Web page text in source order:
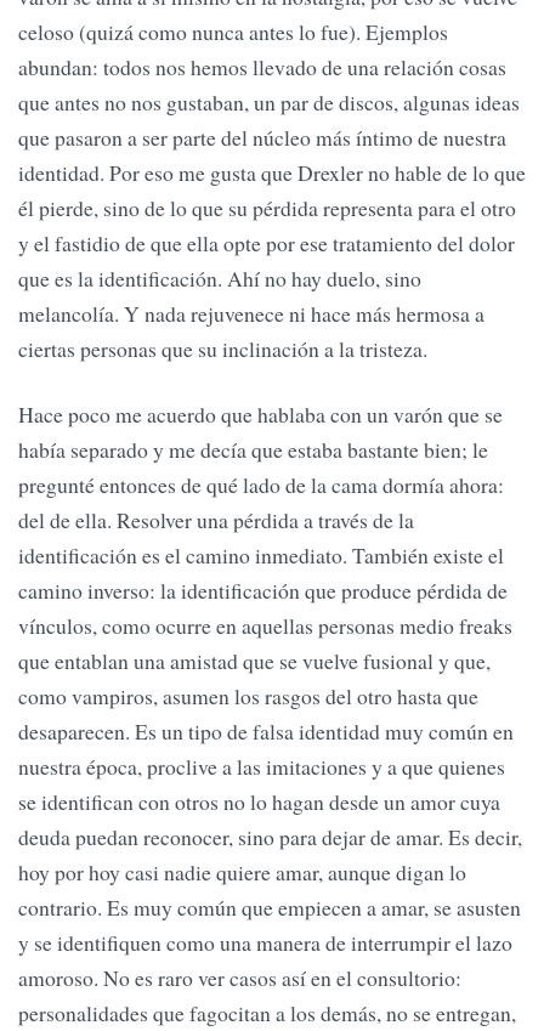
celoso (quizá como nunca antes lo fue). Ejemplos
abundan: todos nos hemos llevado de una relación cosas
que antes no nos gustaban, un par de discos, algunas ideas
que pasaron a ser parte del núcleo más íntimo de nuestra
identidad. Por eso me gusta que Drexler no hable de lo que
él pierde, sino de lo que su pérdida representa para el otro
y el fastidio de que ella opte por ese tratamiento del dolor
que es la identificación. Ahí no hay duelo, sino
melancolía. Y nada rejuvenece ni hace más hermosa a
ciertas personas que su inclinación a la tristeza.
Hace poco me acuerdo que hablaba con un varón que se
había separado y me decía que estaba bastante bien; le
pregunté entonces de qué lado de la cama dormía ahora:
del de ella. Resolver una pérdida a través de la
identificación es el camino inmediato. También existe el
camino inverso: la identificación que produce pérdida de
vínculos, como ocurre en aquellas personas medio freaks
que entablan una amistad que se vuelve fusional y que,
como vampiros, asumen los rasgos del otro hasta que
desaparecen. Es un tipo de falsa identidad muy común en
nuestra época, proclive a las imitaciones y a que quienes
se identifican con otros no lo hagan desde un amor cuya
deuda puedan reconocer, sino para dejar de amar. Es decir,
hoy por hoy casi nadie quiere amar, aunque digan lo
contrario. Es muy común que empiecen a amar, se asusten
y se identifiquen como una manera de interrumpir el lazo
amoroso. No es raro ver casos así en el consultorio:
personalidades que fagocitan a los demás, no se entregan,